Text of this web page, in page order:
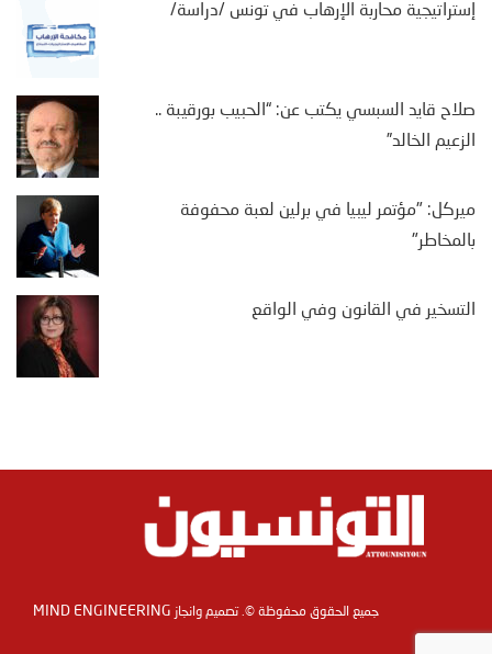
إستراتيجية محاربة الإرهاب في تونس /دراسة/
صلاح قايد السبسي يكتب عن: “الحبيب بورقيبة ..
الزعيم الخالد”
ميركل: "مؤتمر ليبيا في برلين لعبة محفوفة
بالمخاطر"
التسخير في القانون وفي الواقع
جميع الحقوق محفوظة ©. تصميم وانجاز MIND ENGINEERING